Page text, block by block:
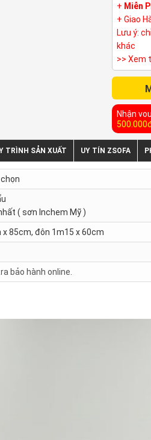
+ Miễn
+ Giao
Lưu ý:
khác
>> Xem
Nhận
TRÌNH SẢN XUẤT UY TÍN ZSOFA
( sơn Inchem Mỹ )
x 85cm, đôn 1m15 x 60cm
bảo hành online